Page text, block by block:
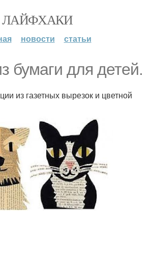
ЛАЙФХАКИ
новости статьи
бумаги для детей.
из газетных вырезок и цветной